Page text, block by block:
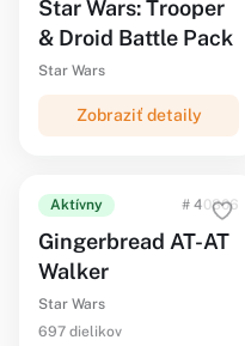
Star Wars: Trooper
& Droid Battle Pack
Star Wars
Zobraziť detaily
Aktívny # 40806
Gingerbread AT-AT
Walker
Star Wars
697 dielikov